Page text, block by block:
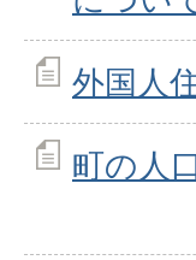
外国人
町の人